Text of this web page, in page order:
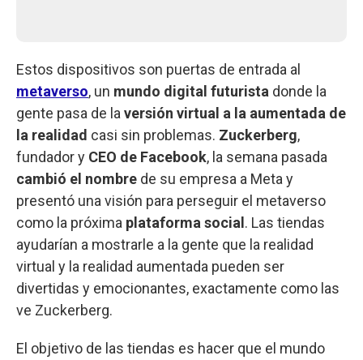
Estos dispositivos son puertas de entrada al
metaverso, un mundo digital futurista donde la
gente pasa de la versión virtual a la aumentada de
la realidad casi sin problemas. Zuckerberg,
fundador y CEO de Facebook, la semana pasada
cambió el nombre de su empresa a Meta y
presentó una visión para perseguir el metaverso
como la próxima plataforma social . Las tiendas
ayudarían a mostrarle a la gente que la realidad
virtual y la realidad aumentada pueden ser
divertidas y emocionantes, exactamente como las
ve Zuckerberg.
El objetivo de las tiendas es hacer que el mundo